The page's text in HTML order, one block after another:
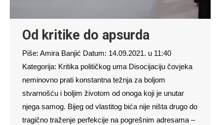
Od kritike do apsurda
Piše: Amira Banjić Datum: 14.09.2021. u 11:40
Kategorija: Kritika političkog uma Disocijaciju čovjeka
neminovno prati konstantna težnja za boljom
stvarnošću i boljim životom od onoga koji je unutar
njega samog. Bijeg od vlastitog bića nije ništa drugo do
tragično traženje perfekcije na pogrešnim adresama –